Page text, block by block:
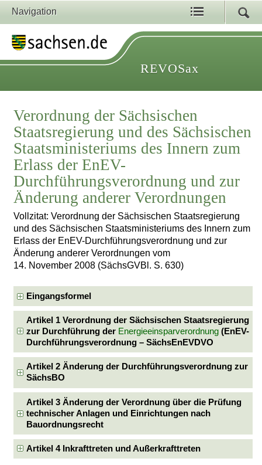
Navigation
REVOSax
Verordnung der Sächsischen
Staatsregierung und des Sächsischen
Staatsministeriums des Innern zum
Erlass der EnEV-
Durchführungsverordnung und zur
Änderung anderer Verordnungen
Vollzitat: Verordnung der Sächsischen Staatsregierung
und des Sächsischen Staatsministeriums des Innern zum
Erlass der EnEV-Durchführungsverordnung und zur
Änderung anderer Verordnungen vom
14. November 2008 (SächsGVBl. S. 630)
Eingangsformel
Artikel 1 Verordnung der Sächsischen Staatsregierung
zur Durchführung der Energieeinsparverordnung (EnEV-
Durchführungsverordnung – SächsEnEVDVO
Artikel 2 Änderung der Durchführungsverordnung zur
SächsBO
Artikel 3 Änderung der Verordnung über die Prüfung
technischer Anlagen und Einrichtungen nach
Bauordnungsrecht
Artikel 4 Inkrafttreten und Außerkrafttreten